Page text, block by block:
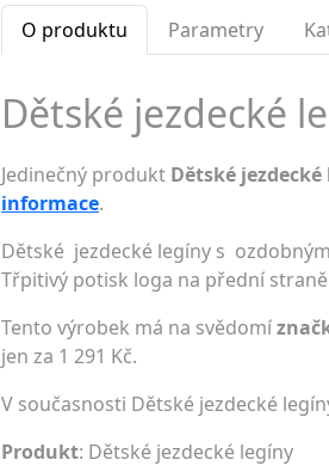
O produktu Parametry
Dětské jezdecké
Jedinečný produkt Dětské
informace.
Dětské jezdecké legíny s
Třpitivý potisk loga na přední
Tento výrobek má na svědomí
jen za 1 291 Kč.
V současnosti Dětské jezdecké
Produkt: Dětské jezdecké legíny